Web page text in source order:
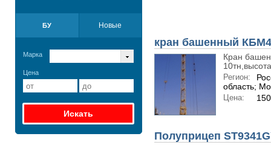
БУ Новые
Марка
Цена
кран башенный
Кран
Регион:
область;
Цена:
Полуприцеп